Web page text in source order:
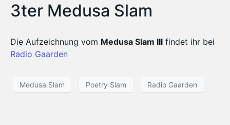
3ter Medusa Slam
Die Aufzeichnung vom Medusa Slam III findet ihr bei
Radio Gaarden
Medusa Slam Poetry Slam Radio Gaarden